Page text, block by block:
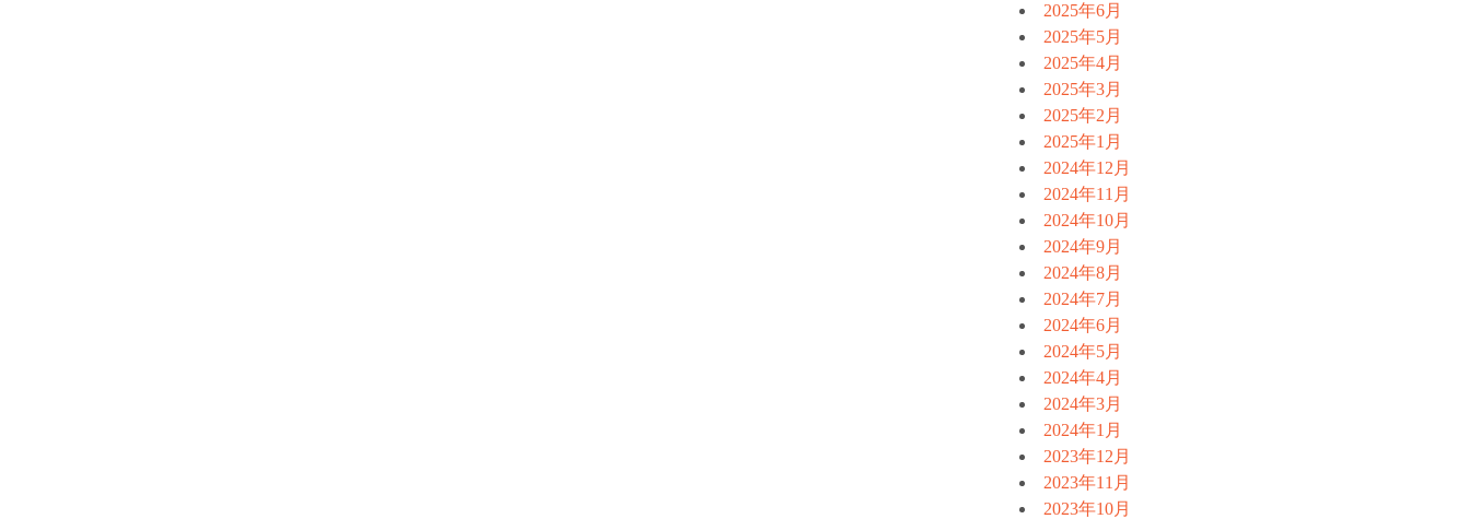
2025年6月
2025年5月
2025年4月
2025年3月
2025年2月
2025年1月
2024年12月
2024年11月
2024年10月
2024年9月
2024年8月
2024年7月
2024年6月
2024年5月
2024年4月
2024年3月
2024年1月
2023年12月
2023年11月
2023年10月